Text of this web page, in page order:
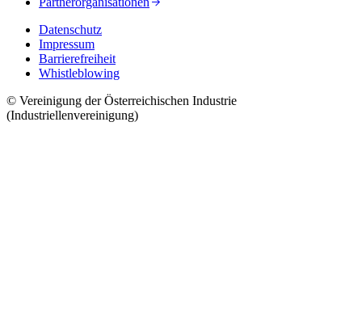
Datenschutz
Impressum
Barrierefreiheit
Whistleblowing
© Vereinigung der Österreichischen Industrie
(Industriellenvereinigung)